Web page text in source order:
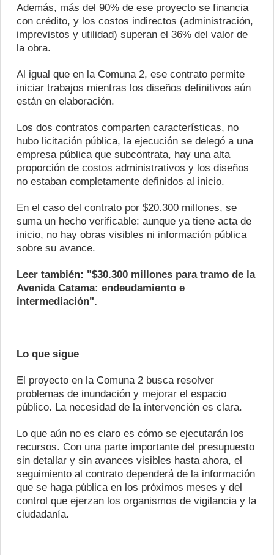
Además, más del 90% de ese proyecto se financia
con crédito, y los costos indirectos (administración,
imprevistos y utilidad) superan el 36% del valor de
la obra.
Al igual que en la Comuna 2, ese contrato permite
iniciar trabajos mientras los diseños definitivos aún
están en elaboración.
Los dos contratos comparten características, no
hubo licitación pública, la ejecución se delegó a una
empresa pública que subcontrata, hay una alta
proporción de costos administrativos y los diseños
no estaban completamente definidos al inicio.
En el caso del contrato por $20.300 millones, se
suma un hecho verificable: aunque ya tiene acta de
inicio, no hay obras visibles ni información pública
sobre su avance.
Leer también: "$30.300 millones para tramo de la
Avenida Catama: endeudamiento e
intermediación".
Lo que sigue
El proyecto en la Comuna 2 busca resolver
problemas de inundación y mejorar el espacio
público. La necesidad de la intervención es clara.
Lo que aún no es claro es cómo se ejecutarán los
recursos. Con una parte importante del presupuesto
sin detallar y sin avances visibles hasta ahora, el
seguimiento al contrato dependerá de la información
que se haga pública en los próximos meses y del
control que ejerzan los organismos de vigilancia y la
ciudadanía.